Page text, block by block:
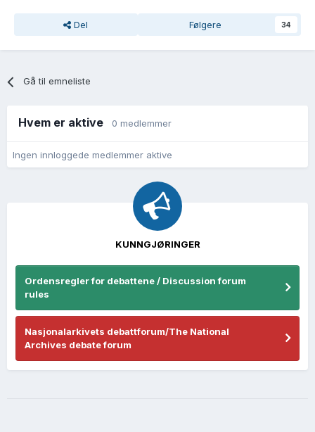
Del Følgere 34
Gå til emneliste
Hvem er aktive 0 medlemmer
Ingen innloggede medlemmer aktive
KUNNGJØRINGER
Ordensregler for debattene / Discussion forum
rules
Nasjonalarkivets debattforum/The National
Archives debate forum